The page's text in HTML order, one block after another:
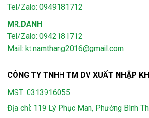
Tel/Zalo: 0949181712
MR.DANH
Tel/Zalo: 0942181712
Mail: kt.namthang2016@gmail.com
CÔNG TY TNHH TM DV XUẤT NHẬP
MST: 0313916055
Địa chỉ: 119 Lý Phục Man, Phường Bình